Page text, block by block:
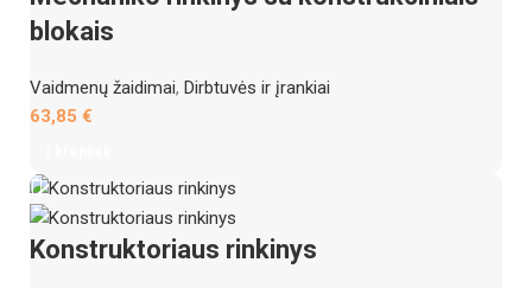
blokais
Vaidmenų žaidimai, Dirbtuvės ir įrankiai
63,85 €
Konstruktoriaus rinkinys